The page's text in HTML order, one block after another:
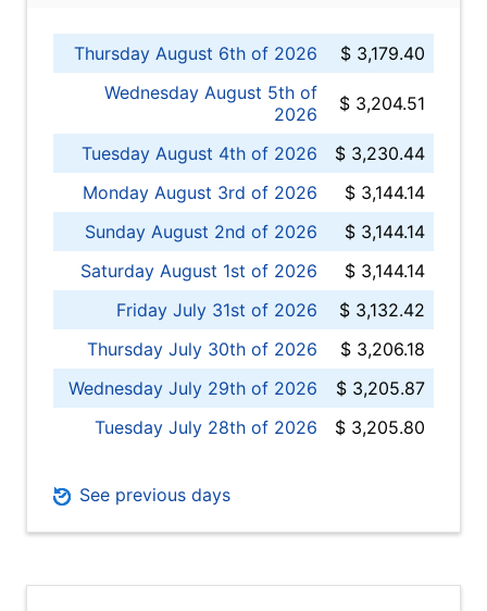
Thursday August 6th of 2026
$ 3,179.40
Wednesday August 5th of
2026
$ 3,204.51
Tuesday August 4th of 2026
$ 3,230.44
Monday August 3rd of 2026
$ 3,144.14
Sunday August 2nd of 2026
$ 3,144.14
Saturday August 1st of 2026
$ 3,144.14
Friday July 31st of 2026
$ 3,132.42
Thursday July 30th of 2026
$ 3,206.18
Wednesday July 29th of 2026
$ 3,205.87
Tuesday July 28th of 2026
$ 3,205.80
See previous days